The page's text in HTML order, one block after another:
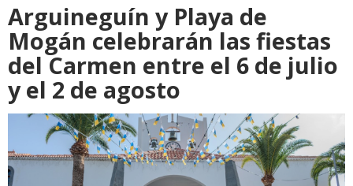
Arguineguín y Playa de
Mogán celebrarán las fiestas
del Carmen entre el 6 de julio
y el 2 de agosto